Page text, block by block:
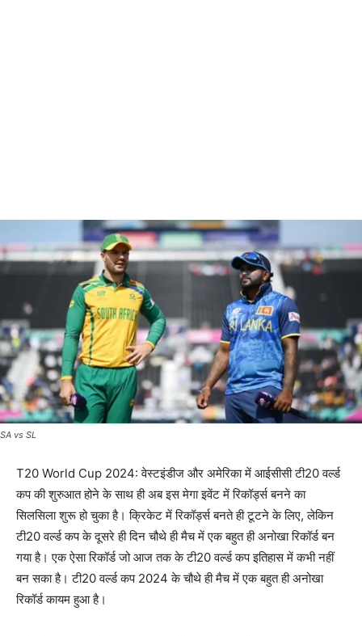
SA vs SL
T20 World Cup 2024: वेस्टइंडीज और अमेरिका में आईसीसी टी20 वर्ल्ड
कप की शुरुआत होने के साथ ही अब इस मेगा इवेंट में रिकॉर्ड्स बनने का
सिलसिला शुरू हो चुका है। क्रिकेट में रिकॉर्ड्स बनते ही टूटने के लिए, लेकिन
टी20 वर्ल्ड कप के दूसरे ही दिन चौथे ही मैच में एक बहुत ही अनोखा रिकॉर्ड बन
गया है। एक ऐसा रिकॉर्ड जो आज तक के टी20 वर्ल्ड कप इतिहास में कभी नहीं
बन सका है। टी20 वर्ल्ड कप 2024 के चौथे ही मैच में एक बहुत ही अनोखा
रिकॉर्ड कायम हुआ है।